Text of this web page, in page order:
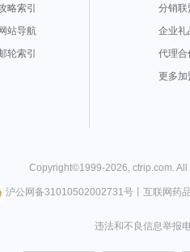
略索引
站导航
轮索引
分销联
企业礼
代理合
更多加
Copyright©1999-2026 ctrip.com .
沪公网备31010502002731号丨 互联网药
违法和不良信息举报